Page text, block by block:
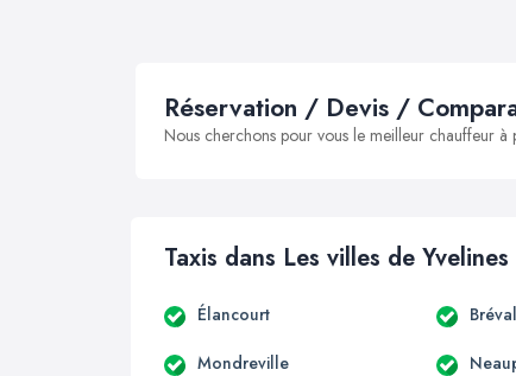
Réservation / Devis /
Nous cherchons pour vous le meilleur chauffeur à
Taxis dans Les villes de Yvelines
Élancourt Bréval
Mondreville